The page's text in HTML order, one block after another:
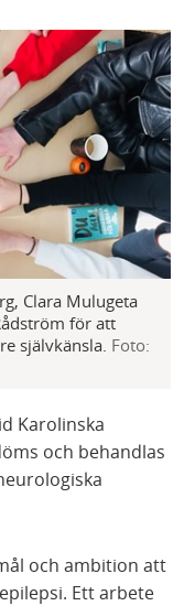
Clara Mulugeta
för att
självkänsla. Foto:
Karolinska
och behandlas
och ambition att
Ett arbete